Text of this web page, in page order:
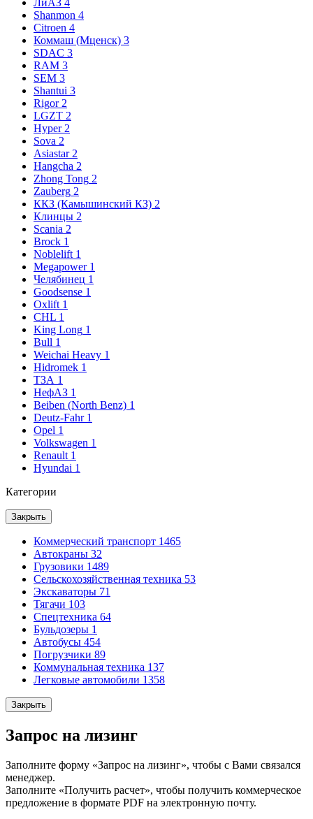
ЛиАЗ 4
Shanmon 4
Citroen 4
Коммаш (Мценск) 3
SDAC 3
RAM 3
SEM 3
Shantui 3
Rigor 2
LGZT 2
Hyper 2
Sova 2
Asiastar 2
Hangcha 2
Zhong Tong 2
Zauberg 2
ККЗ (Камышинский КЗ) 2
Клинцы 2
Scania 2
Brock 1
Noblelift 1
Megapower 1
Челябинец 1
Goodsense 1
Oxlift 1
CHL 1
King Long 1
Bull 1
Weichai Heavy 1
Hidromek 1
ТЗА 1
НефАЗ 1
Beiben (North Benz) 1
Deutz-Fahr 1
Opel 1
Volkswagen 1
Renault 1
Hyundai 1
Категории
Закрыть
Коммерческий транспорт 1465
Автокраны 32
Грузовики 1489
Сельскохозяйственная техника 53
Экскаваторы 71
Тягачи 103
Спецтехника 64
Бульдозеры 1
Автобусы 454
Погрузчики 89
Коммунальная техника 137
Легковые автомобили 1358
Закрыть
Запрос на лизинг
Заполните форму «Запрос на лизинг», чтобы с Вами связался
менеджер.
Заполните «Получить расчет», чтобы получить коммерческое
предложение в формате PDF на электронную почту.